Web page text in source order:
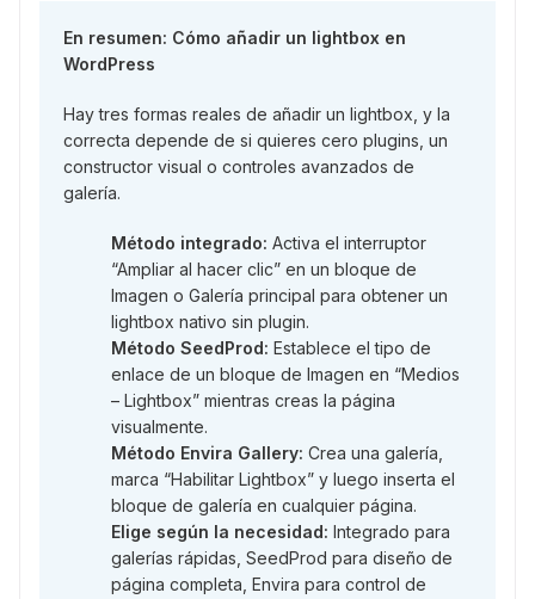
En resumen: Cómo añadir un lightbox en
WordPress
Hay tres formas reales de añadir un lightbox, y la
correcta depende de si quieres cero plugins, un
constructor visual o controles avanzados de
galería.
Método integrado: Activa el interruptor
“Ampliar al hacer clic” en un bloque de
Imagen o Galería principal para obtener un
lightbox nativo sin plugin.
Método SeedProd: Establece el tipo de
enlace de un bloque de Imagen en “Medios
– Lightbox” mientras creas la página
visualmente.
Método Envira Gallery: Crea una galería,
marca “Habilitar Lightbox” y luego inserta el
bloque de galería en cualquier página.
Elige según la necesidad: Integrado para
galerías rápidas, SeedProd para diseño de
página completa, Envira para control de